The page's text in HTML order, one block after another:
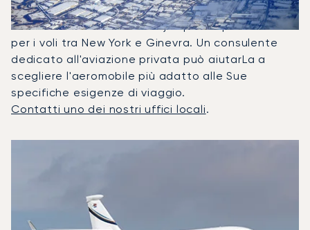
Nel 2025, il Falcon 2000LX, il Challenger 650 e il
Citation Bravo sono stati i jet privati più utilizzati
per i voli tra New York e Ginevra. Un consulente
dedicato all'aviazione privata può aiutarLa a
scegliere l'aeromobile più adatto alle Sue
specifiche esigenze di viaggio.
Contatti uno dei nostri uffici locali.